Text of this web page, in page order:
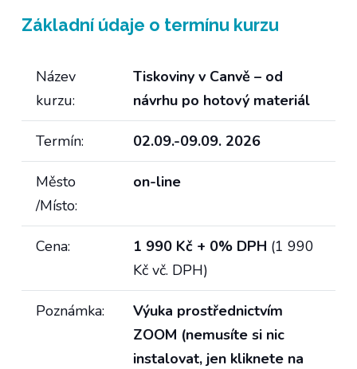
Základní údaje o termínu kurzu
Název
kurzu:
Tiskoviny v Canvě – od
návrhu po hotový materiál
Termín: 02.09.-09.09. 2026
Město
/Místo:
on-line
Cena: 1 990 Kč + 0% DPH (1 990
Kč vč. DPH)
Poznámka:
Výuka prostřednictvím
ZOOM (nemusíte si nic
instalovat, jen kliknete na